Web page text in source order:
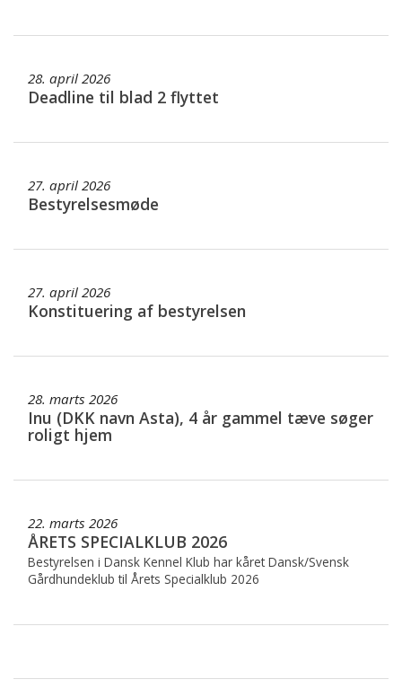
28. april 2026
Deadline til blad 2 flyttet
27. april 2026
Bestyrelsesmøde
27. april 2026
Konstituering af bestyrelsen
28. marts 2026
Inu (DKK navn Asta), 4 år gammel tæve søger
roligt hjem
22. marts 2026
ÅRETS SPECIALKLUB 2026
Bestyrelsen i Dansk Kennel Klub har kåret Dansk/Svensk
Gårdhundeklub til Årets Specialklub 2026